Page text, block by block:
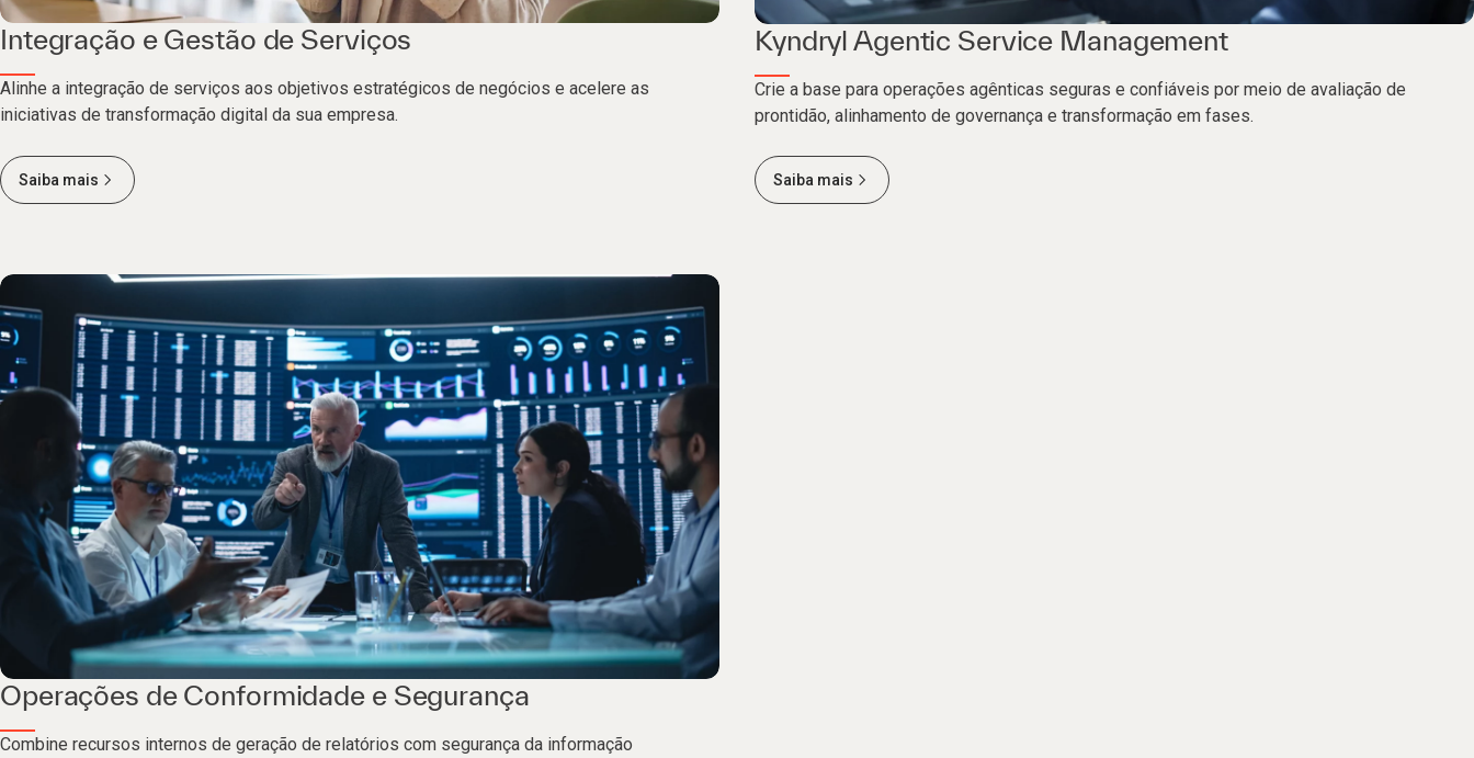
Integração e Gestão de Serviços
Alinhe a integração de serviços aos objetivos estratégicos de negócios e acelere as
iniciativas de transformação digital da sua empresa.
Saiba mais
Kyndryl Agentic Service Management
Crie a base para operações agênticas seguras e confiáveis por meio de avaliação de
prontidão, alinhamento de governança e transformação em fases.
Saiba mais
Operações de Conformidade e Segurança
Combine recursos internos de geração de relatórios com segurança da informação